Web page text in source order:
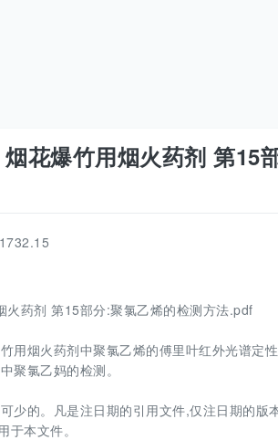
花爆竹用烟火药剂 第15
药剂 第15部分:聚氯乙烯的检测方法.pdf
用烟火药剂中聚氯乙烯的傅里叶红外光谱定性
聚氯乙妈的检测。
少的。凡是注日期的引用文件,仅注日期的版
本文件。